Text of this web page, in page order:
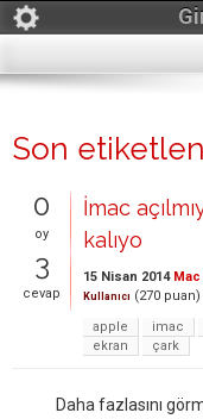
Son
0
oy
3
cevap
İmac
kalıyo
15 Nisan 2014
Kullanıcı (270 puan)
apple
imac
ekran
çark
Daha fazlasını